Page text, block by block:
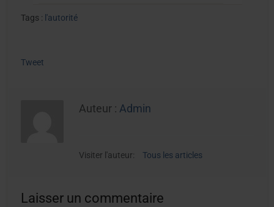
Tags : l'autorité
Tweet
Auteur : Admin
Visiter l'auteur: Tous les articles
Laisser un commentaire